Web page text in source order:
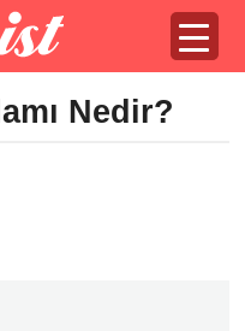
Nedir?